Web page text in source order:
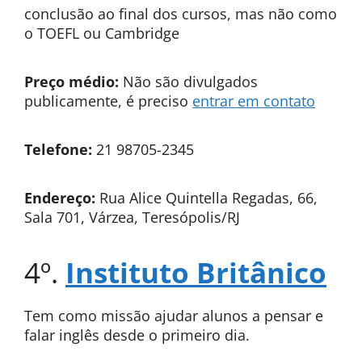
conclusão ao final dos cursos, mas não como
o TOEFL ou Cambridge
Preço médio: Não são divulgados
publicamente, é preciso entrar em contato
Telefone: 21 98705-2345
Endereço: Rua Alice Quintella Regadas, 66,
Sala 701, Várzea, Teresópolis/RJ
4º. Instituto Britânico
Tem como missão ajudar alunos a pensar e
falar inglês desde o primeiro dia.